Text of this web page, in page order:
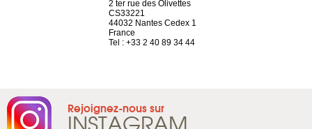
2 ter rue des Olivettes
CS33221
44032 Nantes Cedex 1
France
Tel : +33 2 40 89 34 44
Rejoignez-nous sur